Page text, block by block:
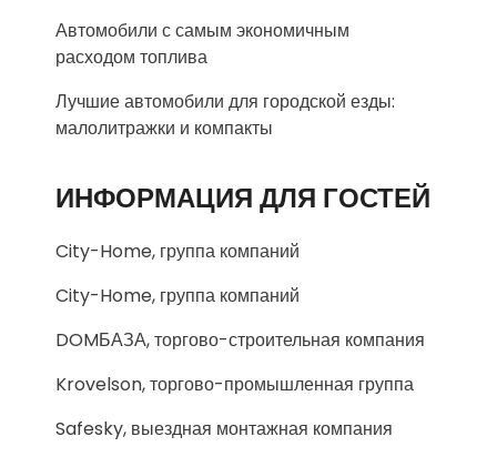
Автомобили с самым экономичным
расходом топлива
Лучшие автомобили для городской езды:
малолитражки и компакты
ИНФОРМАЦИЯ ДЛЯ ГОСТЕЙ
City-Home, группа компаний
City-Home, группа компаний
DOMБАЗА, торгово-строительная компания
Krovelson, торгово-промышленная группа
Safesky, выездная монтажная компания